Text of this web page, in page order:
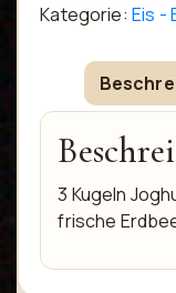
Kategorie: Eis -
3 Kugeln
frische